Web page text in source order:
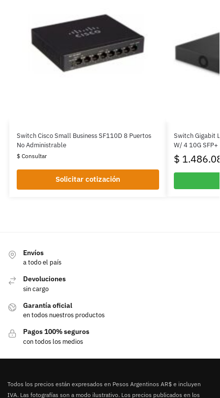
Switch Cisco Small Business SF110D 8 Puertos
No Administrable
$ Consultar
Solicitar cotización
Switch Gigabit
W/ 4 10G SFP+
$
Envíos
a todo el país
Devoluciones
sin cargo
Garantía oficial
en todos nuestros productos
Pagos 100% seguros
con todos los medios
Todos los precios están expresados en Pesos Argentinos AR$ e incluyen
IVA. Las fotografías son a modo ilustrativo. Los precios publicados en los